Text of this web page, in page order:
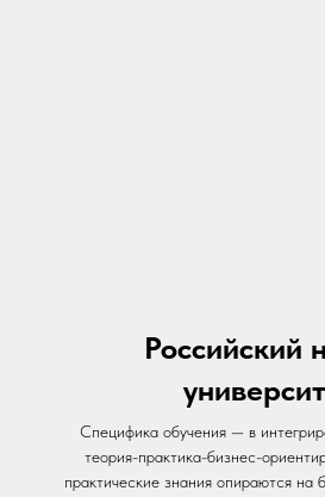
Российский
Специфика обучения — в
теория-практика-бизнес-
практические знания опираются на